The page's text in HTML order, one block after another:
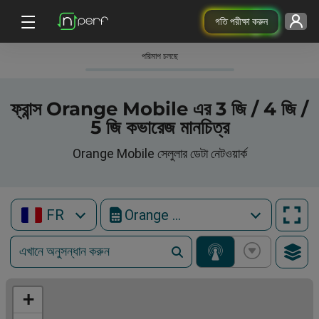
গতি পরীক্ষা করুন
পরিমাপ চলছে
ফ্রান্স Orange Mobile এর 3 জি / 4 জি /
5 জি কভারেজ মানচিত্র
Orange Mobile সেলুলার ডেটা নেটওয়ার্ক
FR Orange Mobile
+